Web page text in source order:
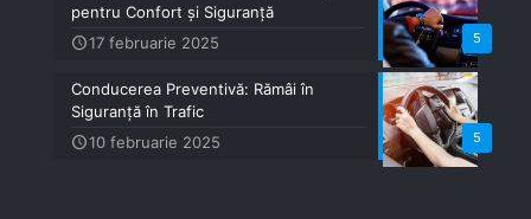
5
pentru Confort și Siguranță
17 februarie 2025
5
Conducerea Preventivă: Rămâi în
Siguranță în Trafic
10 februarie 2025